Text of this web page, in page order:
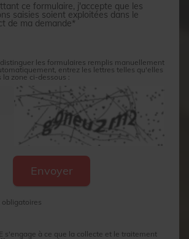
ce formulaire, j'accepte que les
saisies soient exploitées dans le
de ma demande*
les formulaires remplis manuellement
entrez les lettres telles qu'elles
la zone ci-dessous :
obligatoires
s'engage à ce que la collecte et le traitement